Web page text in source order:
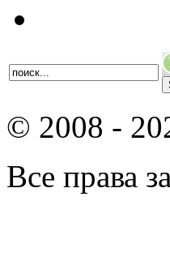
© 2008 -
Все права